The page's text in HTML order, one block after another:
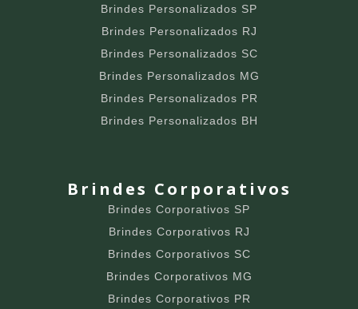
Brindes Personalizados SP
Brindes Personalizados RJ
Brindes Personalizados SC
Brindes Personalizados MG
Brindes Personalizados PR
Brindes Personalizados BH
Brindes Corporativos
Brindes Corporativos SP
Brindes Corporativos RJ
Brindes Corporativos SC
Brindes Corporativos MG
Brindes Corporativos PR